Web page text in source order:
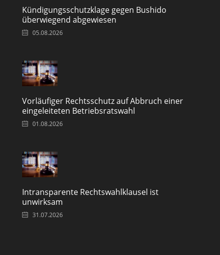
Kündigungsschutzklage gegen Bushido
überwiegend abgewiesen
05.08.2026
Vorläufiger Rechtsschutz auf Abbruch einer
eingeleiteten Betriebsratswahl
01.08.2026
Intransparente Rechtswahlklausel ist
unwirksam
31.07.2026